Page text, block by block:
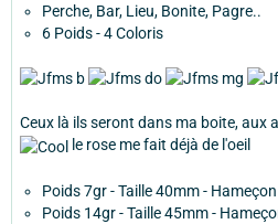
Perche, Bar, Lieu, Bonite, Pagre..
6 Poids - 4 Coloris
Ceux là ils seront dans ma boite, aux
le rose me fait déjà de l'oeil
Poids 7gr - Taille 40mm -
Poids 14gr - Taille 45mm -